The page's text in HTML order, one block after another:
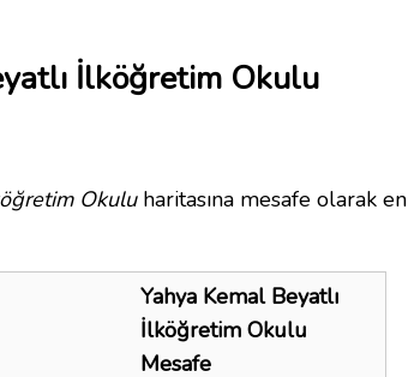
İlköğretim Okulu
Okuluharitasına mesafe olarak en
Yahya Kemal Beyatlı
İlköğretim Okulu
Mesafe